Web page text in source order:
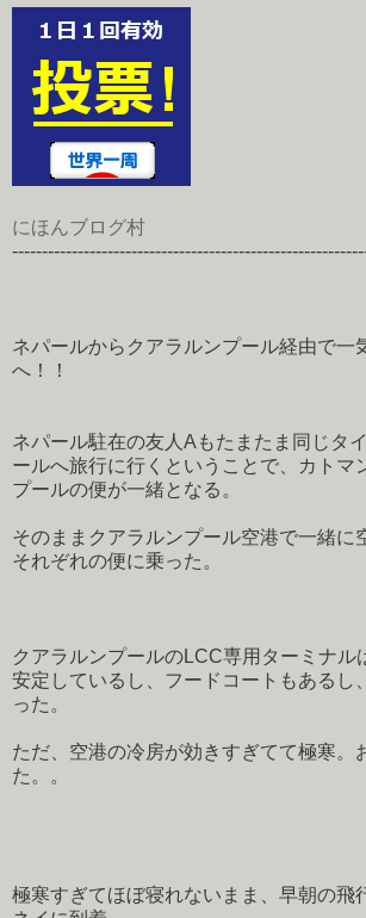
にほんブログ村
ネパールからクアラルンプール経由で一
へ！！
ネパール駐在の友人Aもたまたま同じタ
ールへ旅行に行くということで、カト
プールの便が一緒となる。
そのままクアラルンプール空港で一緒に
それぞれの便に乗った。
クアラルンプールのLCC専用ターミナル
安定しているし、フードコートもあるし
った。
ただ、空港の冷房が効きすぎてて極寒。
た。。
極寒すぎてほぼ寝れないまま、早朝の飛